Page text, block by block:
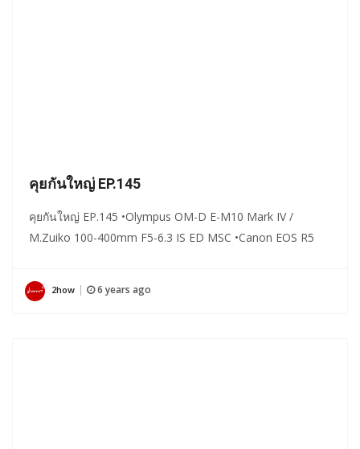
คุยกันใหญ่ EP.145
คุยกันใหญ่ EP.145 •Olympus OM-D E-M10 Mark IV /
M.Zuiko 100-400mm F5-6.3 IS ED MSC •Canon EOS R5
2how 6 years ago